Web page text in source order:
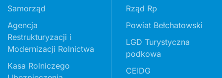
Samorząd
Agencja
Restrukturyzacji i
Modernizacji Rolnictwa
Kasa Rolniczego
Rząd Rp
Powiat Bełchatowski
LGD Turystyczna
podkowa
CEIDG